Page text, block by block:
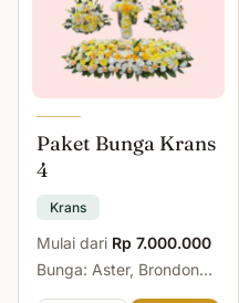
Paket Bunga Krans
4
Krans
Mulai dari Rp 7.000.000
Bunga: Aster, Brondong,